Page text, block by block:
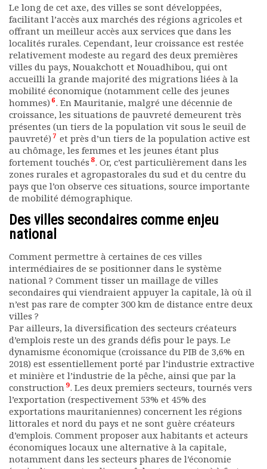
Le long de cet axe, des villes se sont développées,
facilitant l’accès aux marchés des régions agricoles et
offrant un meilleur accès aux services que dans les
localités rurales. Cependant, leur croissance est restée
relativement modeste au regard des deux premières
villes du pays, Nouakchott et Nouadhibou, qui ont
accueilli la grande majorité des migrations liées à la
mobilité économique (notamment celle des jeunes
hommes) 6. En Mauritanie, malgré une décennie de
croissance, les situations de pauvreté demeurent très
présentes (un tiers de la population vit sous le seuil de
pauvreté) 7 et près d’un tiers de la population active est
au chômage, les femmes et les jeunes étant plus
fortement touchés 8. Or, c’est particulièrement dans les
zones rurales et agropastorales du sud et du centre du
pays que l’on observe ces situations, source importante
de mobilité démographique.
Des villes secondaires comme enjeu
national
Comment permettre à certaines de ces villes
intermédiaires de se positionner dans le système
national ? Comment tisser un maillage de villes
secondaires qui viendraient appuyer la capitale, là où il
n’est pas rare de compter 300 km de distance entre deux
villes ?
Par ailleurs, la diversification des secteurs créateurs
d’emplois reste un des grands défis pour le pays. Le
dynamisme économique (croissance du PIB de 3,6% en
2018) est essentiellement porté par l’industrie extractive
et minière et l’industrie de la pêche, ainsi que par la
construction 9. Les deux premiers secteurs, tournés vers
l’exportation (respectivement 53% et 45% des
exportations mauritaniennes) concernent les régions
littorales et nord du pays et ne sont guère créateurs
d’emplois. Comment proposer aux habitants et acteurs
économiques locaux une alternative à la capitale,
notamment dans les secteurs phares de l’économie